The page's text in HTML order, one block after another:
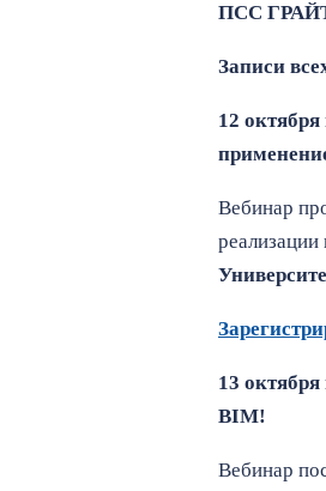
ПСС
Записи
12
Вебинар
13
BIM!
Вебинар